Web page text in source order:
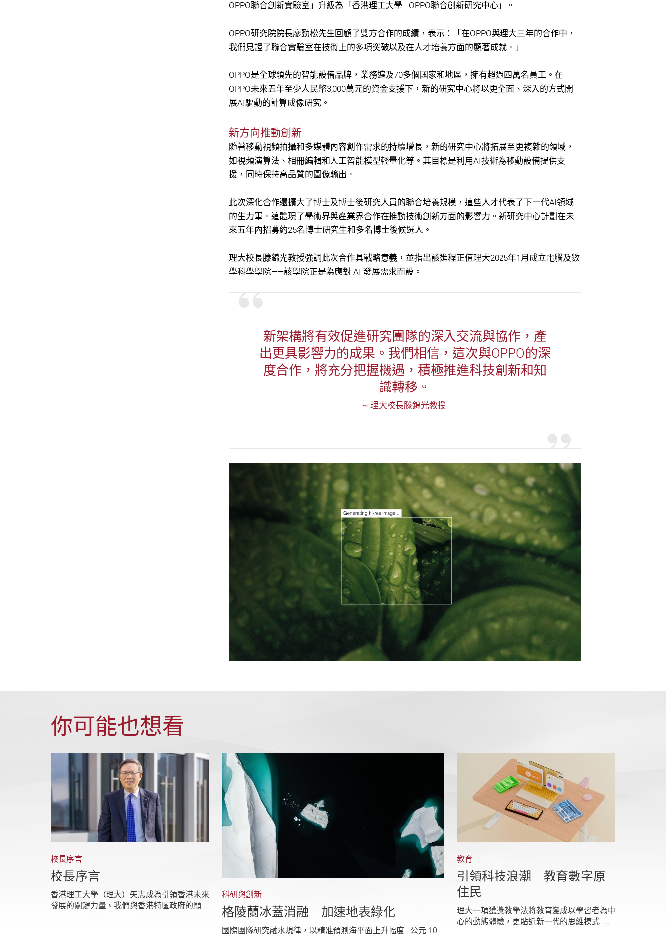
OPPO聯合創新實驗室」升級為「香港理工大學—OPPO聯合創新研究中心」。
OPPO研究院院長廖勁松先生回顧了雙方合作的成績，表示：「在OPPO與理大三年的合作中，
我們見證了聯合實驗室在技術上的多項突破以及在人才培養方面的顯著成就。」
OPPO是全球領先的智能設備品牌，業務遍及70多個國家和地區，擁有超過四萬名員工。在
OPPO未來五年至少人民幣3,000萬元的資金支援下，新的研究中心將以更全面、深入的方式開
展AI驅動的計算成像研究。
新方向推動創新
隨著移動視頻拍攝和多媒體內容創作需求的持續增長，新的研究中心將拓展至更複雜的領域，
如視頻演算法、相冊編輯和人工智能模型輕量化等。其目標是利用AI技術為移動設備提供支
援，同時保持高品質的圖像輸出。
此次深化合作還擴大了博士及博士後研究人員的聯合培養規模，這些人才代表了下一代AI領域
的生力軍。這體現了學術界與產業界合作在推動技術創新方面的影響力。新研究中心計劃在未
來五年內招募約25名博士研究生和多名博士後候選人。
理大校長滕錦光教授強調此次合作具戰略意義，並指出該進程正值理大2025年1月成立電腦及數
學科學學院——該學院正是為應對 AI 發展需求而設。
新架構將有效促進研究團隊的深入交流與協作，產
出更具影響力的成果。我們相信，這次與OPPO的深
度合作，將充分把握機遇，積極推進科技創新和知
識轉移。
~ 理大校長滕錦光教授
你可能也想看
校長序言
校長序言
香港理工大學（理大）矢志成為引領香港未來
發展的關鍵力量。我們與香港特區政府的願...
科研與創新
格陵蘭冰蓋消融 加速地表綠化
國際團隊研究融水規律，以精准預測海平面上升幅度 公元 10
教育
引領科技浪潮 教育數字原
住民
理大一項獲獎教學法將教育變成以學習者為中
心的動態體驗，更貼近新一代的思維模式 ...